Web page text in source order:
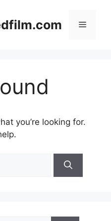
Menu
you’re looking for.